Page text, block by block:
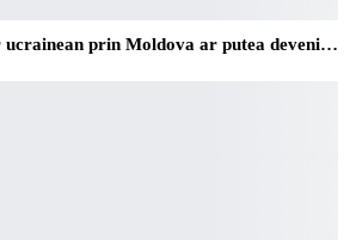
prin Moldova ar putea deveni…